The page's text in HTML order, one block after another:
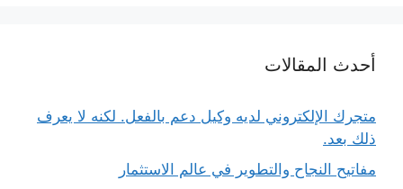
أحدث المقالات
متجرك الإلكتروني لديه وكيل دعم بالفعل. لكنه لا يعرف
ذلك بعد.
مفاتيح النجاح والتطوير في عالم الاستثمار